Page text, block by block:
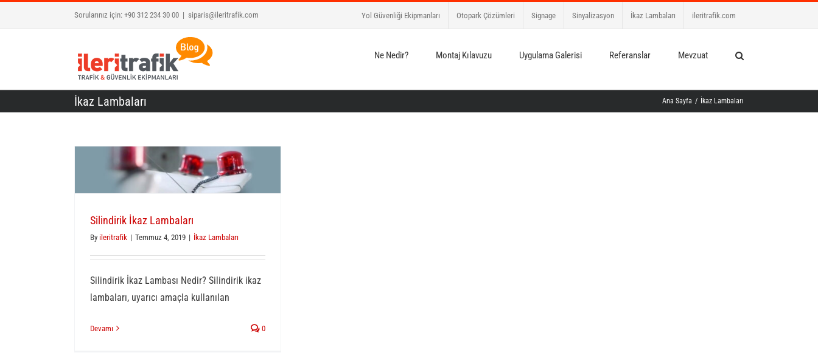
Sorularınız için: +90 312 234 30 00 | siparis@ileritrafik.com Yol Güvenliği Ekipmanları Otopark Çözümleri Signage Sinyalizasyon İkaz Lambaları ileritrafik.com
Ne Nedir? Montaj Kılavuzu Uygulama Galerisi Referanslar Mevzuat
İkaz Lambaları Ana Sayfa / İkaz Lambaları
Silindirik İkaz Lambaları
By ileritrafik | Temmuz 4, 2019 | İkaz Lambaları
Silindirik İkaz Lambası Nedir? Silindirik ikaz
lambaları, uyarıcı amaçla kullanılan
Devamı 0